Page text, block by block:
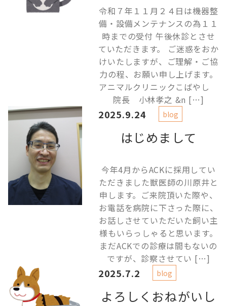
令和７年１１月２４日は機器整
備・設備メンテナンスの為１１
時までの受付 午後休診とさせ
ていただきます。 ご迷惑をおか
けいたしますが、ご理解・ご協
力の程、お願い申し上げます。
アニマルクリニックこばやし
院長 小林孝之 &n […]
はじめまして
2025.9.24 blog
今年4月からACKに採用してい
ただきました獣医師の川原井と
申します。ご来院頂いた際や、
お電話を病院に下さった際に、
お話しさせていただいた飼い主
様もいらっしゃると思います。
まだACKでの診療は間もないの
ですが、診察させてい […]
よろしくおねがいし
2025.7.2 blog